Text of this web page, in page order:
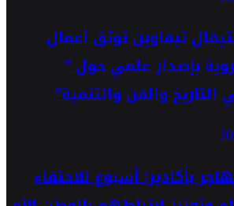
تيفاوين توثق أعمال
بإصدار علمي حول ”
التاريخ والفن والتنمية”
بأكادير: أسبوع للاحتفاء